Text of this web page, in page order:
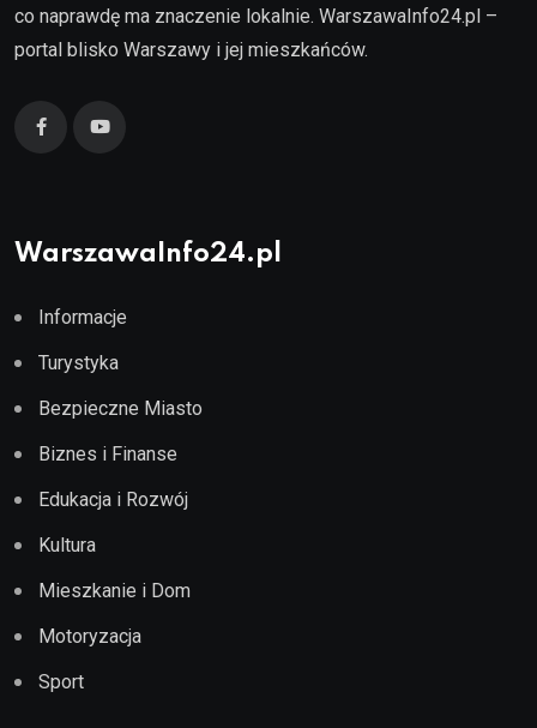
co naprawdę ma znaczenie lokalnie. WarszawaInfo24.pl –
portal blisko Warszawy i jej mieszkańców.
WarszawaInfo24.pl
Informacje
Turystyka
Bezpieczne Miasto
Biznes i Finanse
Edukacja i Rozwój
Kultura
Mieszkanie i Dom
Motoryzacja
Sport